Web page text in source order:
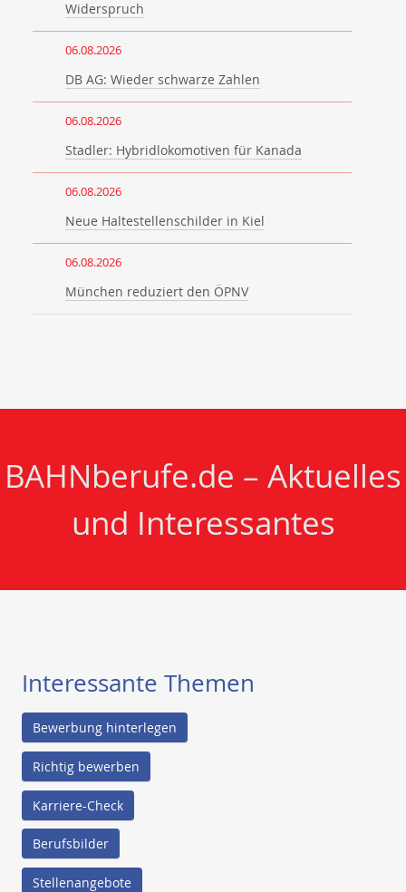
Widerspruch
06.08.2026
DB AG: Wieder schwarze Zahlen
06.08.2026
Stadler: Hybridlokomotiven für Kanada
06.08.2026
Neue Haltestellenschilder in Kiel
06.08.2026
München reduziert den ÖPNV
BAHNberufe.de – Aktuelles
und Interessantes
Interessante Themen
Bewerbung hinterlegen
Richtig bewerben
Karriere-Check
Berufsbilder
Stellenangebote